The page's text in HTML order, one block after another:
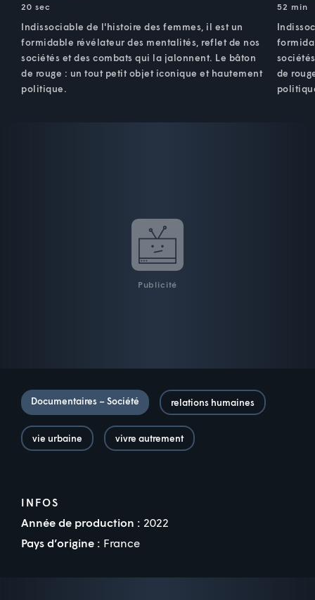
20 sec
Indissociable de l'histoire des femmes, il est un
formidable révélateur des mentalités, reflet de nos
sociétés et des combats qui la jalonnent. Le bâton
de rouge : un tout petit objet iconique et hautement
politique.
52 min
de
Publicité
Documentaires – Société relations humaines
vie urbaine vivre autrement
INFOS
Année de production : 2022
Pays d’origine : France